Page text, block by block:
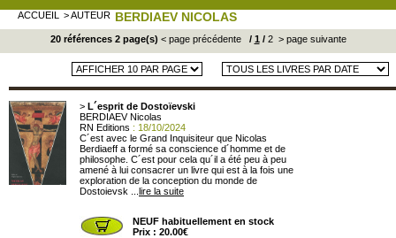
ACCUEIL > AUTEUR BERDIAEV NICOLAS
20 références 2 page(s) < page précédente/ 1 /2 > page suivante
> L´esprit de Dostoïevski
BERDIAEV Nicolas
RN Editions : 18/10/2024
C´est avec le Grand Inquisiteur que Nicolas
Berdiaeff a formé sa conscience d´homme et de
philosophe. C´est pour cela qu´il a été peu à peu
amené à lui consacrer un livre qui est à la fois une
exploration de la conception du monde de
Dostoievsk ... lire la suite
NEUF habituellement en stock
Prix : 20.00€